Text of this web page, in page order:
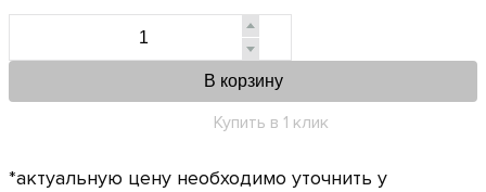
В корзину
Купить в 1 клик
*актуальную цену необходимо уточнить у